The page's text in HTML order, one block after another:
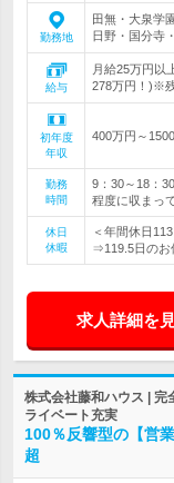
勤務地
田無・大泉学
日野・国分寺
給与
月給25万円以
278万円！)※
初年度
年収
400万円～
勤務
時間
9：30～18：
程度に収まっ
休日
休暇
＜年間休日
⇒119.5日のお
求人詳細を
株式会社藤和ハウス |
ライベート充実
100％反響型の【営
超